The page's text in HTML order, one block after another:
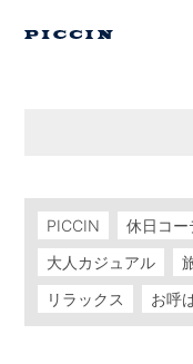
PICCIN 休日コー
大人カジュアル
リラックス
お呼